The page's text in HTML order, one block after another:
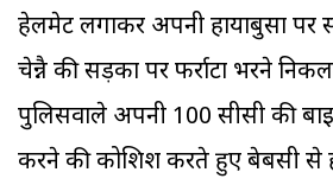
हेलमेट लगाकर अपनी हायाबुसा पर
चेन्नै की सड़कों पर फर्राटा भरने
पुलिसवाले अपनी 100 सीसी की
करने की कोशिश करते हुए बेबसी से